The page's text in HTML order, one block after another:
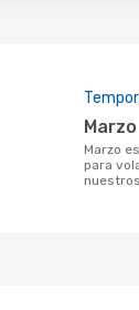
marzo
marzo es una época muy concurrida
para